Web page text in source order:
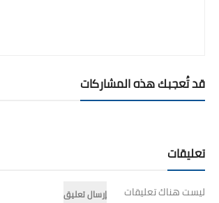
قد تُعجبك هذه المشاركات
تعليقات
ليست هناك تعليقات
إرسال تعليق